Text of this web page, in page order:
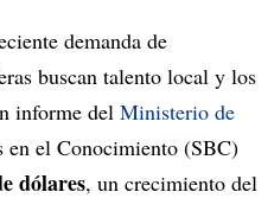
demanda de
buscan talento local y los
informe del Ministerio de
en el Conocimiento (SBC)
dólares, un crecimiento del